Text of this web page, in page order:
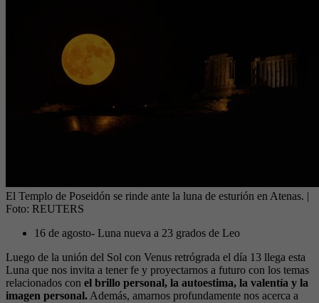
El Templo de Poseidón se rinde ante la luna de esturión en Atenas. |
Foto: REUTERS
16 de agosto- Luna nueva a 23 grados de Leo
Luego de la unión del Sol con Venus retrógrada el día 13 llega esta
Luna que nos invita a tener fe y proyectarnos a futuro con los temas
relacionados con el brillo personal, la autoestima, la valentía y la
imagen personal. Además, amarnos profundamente nos acerca a